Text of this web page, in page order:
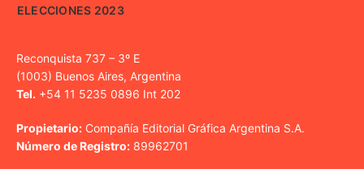
ELECCIONES 2023
Reconquista 737 – 3º E
(1003) Buenos Aires, Argentina
Tel. +54 11 5235 0896 Int 202
Propietario: Compañía Editorial Gráfica Argentina S.A.
Número de Registro: 89962701